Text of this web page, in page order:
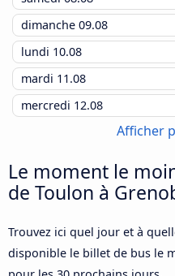
dimanche 09.08
lundi 10.08
mardi 11.08
mercredi 12.08
Afficher
Le moment le
de Toulon à
Trouvez ici quel jour et à
disponible le billet de bus le